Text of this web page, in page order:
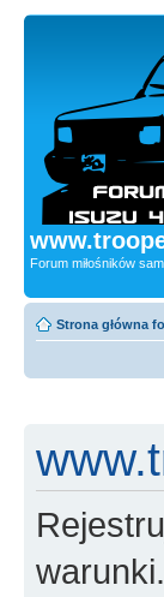
Forum miłośników
Strona główna